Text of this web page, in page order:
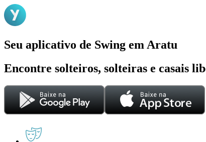
Seu aplicativo de Swing em Aratu
Encontre solteiros, solteiras e casais